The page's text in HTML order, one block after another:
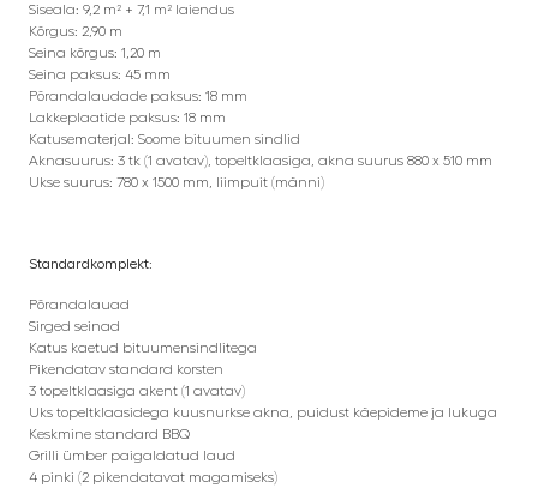
Siseala: 9,2 m² + 7,1 m² laiendus
Kõrgus: 2,90 m
Seina kõrgus: 1,20 m
Seina paksus: 45 mm
Põrandalaudade paksus: 18 mm
Lakkeplaatide paksus: 18 mm
Katusematerjal: Soome bituumen sindlid
Aknasuurus: 3 tk (1 avatav), topeltklaasiga, akna suurus 880 x 510 mm
Ukse suurus: 780 x 1500 mm, liimpuit (männi)
Standardkomplekt:
Põrandalauad
Sirged seinad
Katus kaetud bituumensindlitega
Pikendatav standard korsten
3 topeltklaasiga akent (1 avatav)
Uks topeltklaasidega kuusnurkse akna, puidust käepideme ja lukuga
Keskmine standard BBQ
Grilli ümber paigaldatud laud
4 pinki (2 pikendatavat magamiseks)